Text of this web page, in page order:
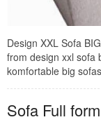
Design XXL Sofa
from design xxl sofa
komfortable big
Sofa Full